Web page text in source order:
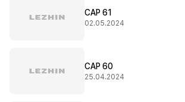
CAP 61
02.05.2024
CAP 60
25.04.2024